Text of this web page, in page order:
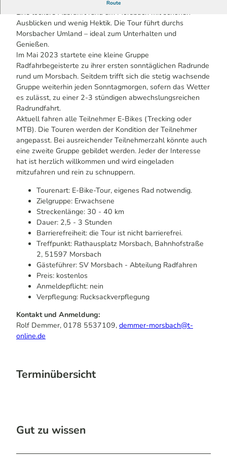
Route
Geführte Tour im Rahmen der Bergischen Radwoche
Eine lockere Ausfahrt rund um Morsbach mit schönen
Ausblicken und wenig Hektik. Die Tour führt durchs
Morsbacher Umland – ideal zum Unterhalten und
Genießen.
Im Mai 2023 startete eine kleine Gruppe
Radfahrbegeisterte zu ihrer ersten sonntäglichen Radrunde
rund um Morsbach. Seitdem trifft sich die stetig wachsende
Gruppe weiterhin jeden Sonntagmorgen, sofern das Wetter
es zulässt, zu einer 2-3 stündigen abwechslungsreichen
Radrundfahrt.
Aktuell fahren alle Teilnehmer E-Bikes (Trecking oder
MTB). Die Touren werden der Kondition der Teilnehmer
angepasst. Bei ausreichender Teilnehmerzahl könnte auch
eine zweite Gruppe gebildet werden. Jeder der Interesse
hat ist herzlich willkommen und wird eingeladen
mitzufahren und rein zu schnuppern.
Tourenart: E-Bike-Tour, eigenes Rad notwendig.
Zielgruppe: Erwachsene
Streckenlänge: 30 - 40 km
Dauer: 2,5 - 3 Stunden
Barrierefreiheit: die Tour ist nicht barrierefrei.
Treffpunkt: Rathausplatz Morsbach, Bahnhofstraße
2, 51597 Morsbach
Gästeführer: SV Morsbach - Abteilung Radfahren
Preis: kostenlos
Anmeldepflicht: nein
Verpflegung: Rucksackverpflegung
Kontakt und Anmeldung:
Rolf Demmer, 0178 5537109, demmer-morsbach@t-
online.de
Terminübersicht
Gut zu wissen